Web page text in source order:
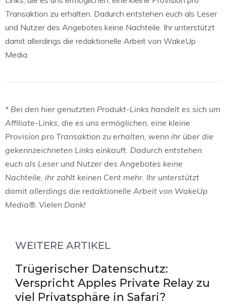
Transaktion zu erhalten. Dadurch entstehen euch als Leser
und Nutzer des Angebotes keine Nachteile. Ihr unterstützt
damit allerdings die redaktionelle Arbeit von WakeUp
Media.
* Bei den hier genutzten Produkt-Links handelt es sich um
Affiliate-Links, die es uns ermöglichen, eine kleine
Provision pro Transaktion zu erhalten, wenn ihr über die
gekennzeichneten Links einkauft. Dadurch entstehen
euch als Leser und Nutzer des Angebotes keine
Nachteile, ihr zahlt keinen Cent mehr. Ihr unterstützt
damit allerdings die redaktionelle Arbeit von WakeUp
Media®. Vielen Dank!
WEITERE ARTIKEL
Trügerischer Datenschutz:
Verspricht Apples Private Relay zu
viel Privatsphäre in Safari?